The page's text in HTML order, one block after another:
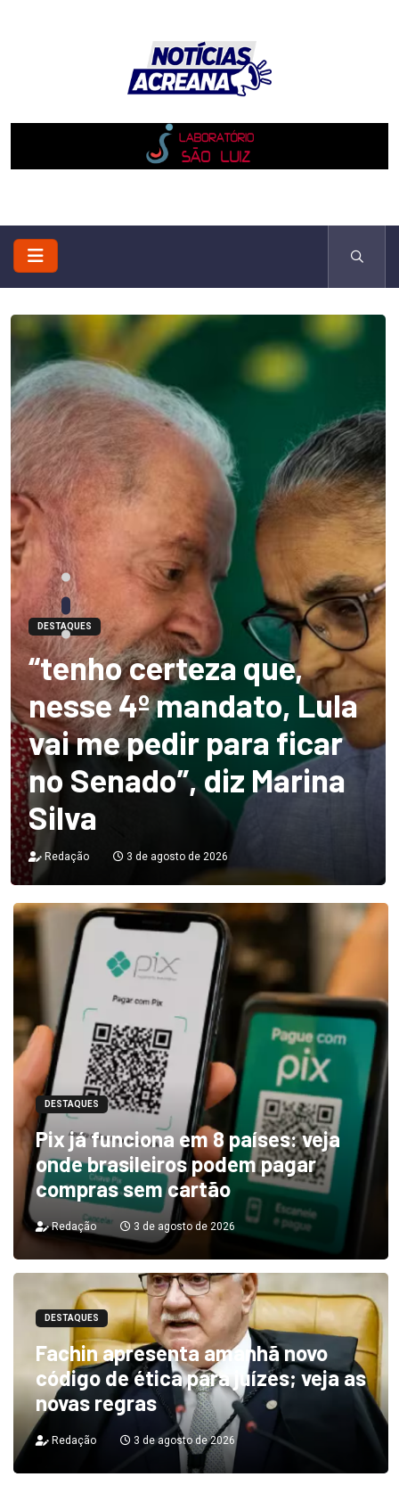
DESTAQUES
“tenho certeza que,
nesse 4º mandato, Lula
vai me pedir para ficar
no Senado”, diz Marina
Silva
Redação 3 de agosto de 2026
DESTAQUES
Pix já funciona em 8 países: veja
onde brasileiros podem pagar
compras sem cartão
Redação 3 de agosto de 2026
DESTAQUES
Fachin apresenta amanhã novo
código de ética para juízes; veja as
novas regras
Redação 3 de agosto de 2026